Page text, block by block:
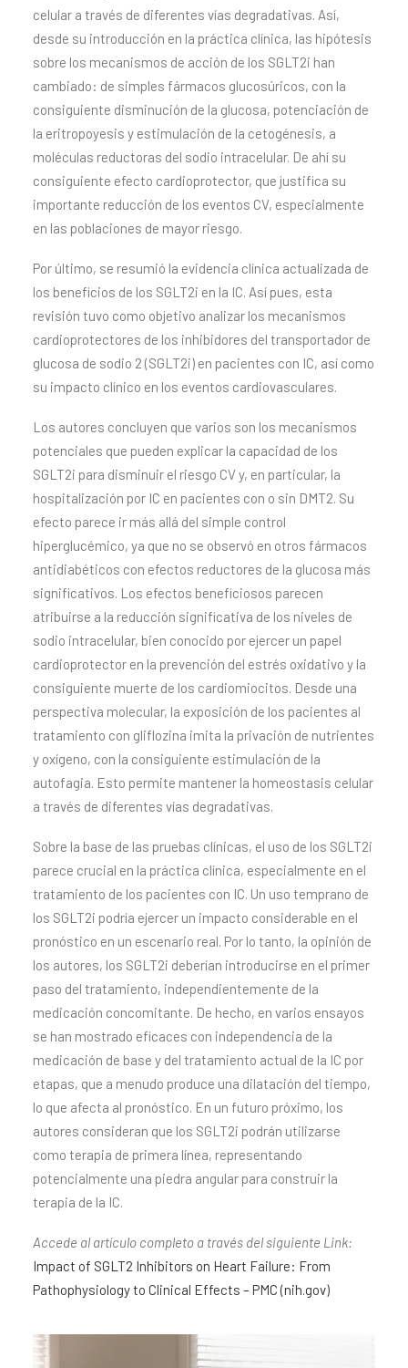
celular a través de diferentes vías degradativas. Así,
desde su introducción en la práctica clínica, las hipótesis
sobre los mecanismos de acción de los SGLT2i han
cambiado: de simples fármacos glucosúricos, con la
consiguiente disminución de la glucosa, potenciación de
la eritropoyesis y estimulación de la cetogénesis, a
moléculas reductoras del sodio intracelular. De ahí su
consiguiente efecto cardioprotector, que justifica su
importante reducción de los eventos CV, especialmente
en las poblaciones de mayor riesgo.
Por último, se resumió la evidencia clínica actualizada de
los beneficios de los SGLT2i en la IC. Así pues, esta
revisión tuvo como objetivo analizar los mecanismos
cardioprotectores de los inhibidores del transportador de
glucosa de sodio 2 (SGLT2i) en pacientes con IC, así como
su impacto clínico en los eventos cardiovasculares.
Los autores concluyen que varios son los mecanismos
potenciales que pueden explicar la capacidad de los
SGLT2i para disminuir el riesgo CV y, en particular, la
hospitalización por IC en pacientes con o sin DMT2. Su
efecto parece ir más allá del simple control
hiperglucémico, ya que no se observó en otros fármacos
antidiabéticos con efectos reductores de la glucosa más
significativos. Los efectos beneficiosos parecen
atribuirse a la reducción significativa de los niveles de
sodio intracelular, bien conocido por ejercer un papel
cardioprotector en la prevención del estrés oxidativo y la
consiguiente muerte de los cardiomiocitos. Desde una
perspectiva molecular, la exposición de los pacientes al
tratamiento con gliflozina imita la privación de nutrientes
y oxígeno, con la consiguiente estimulación de la
autofagia. Esto permite mantener la homeostasis celular
a través de diferentes vías degradativas.
Sobre la base de las pruebas clínicas, el uso de los SGLT2i
parece crucial en la práctica clínica, especialmente en el
tratamiento de los pacientes con IC. Un uso temprano de
los SGLT2i podría ejercer un impacto considerable en el
pronóstico en un escenario real. Por lo tanto, la opinión de
los autores, los SGLT2i deberían introducirse en el primer
paso del tratamiento, independientemente de la
medicación concomitante. De hecho, en varios ensayos
se han mostrado eficaces con independencia de la
medicación de base y del tratamiento actual de la IC por
etapas, que a menudo produce una dilatación del tiempo,
lo que afecta al pronóstico. En un futuro próximo, los
autores consideran que los SGLT2i podrán utilizarse
como terapia de primera línea, representando
potencialmente una piedra angular para construir la
terapia de la IC.
Accede al artículo completo a través del siguiente Link:
Impact of SGLT2 Inhibitors on Heart Failure: From
Pathophysiology to Clinical Effects – PMC (nih.gov)